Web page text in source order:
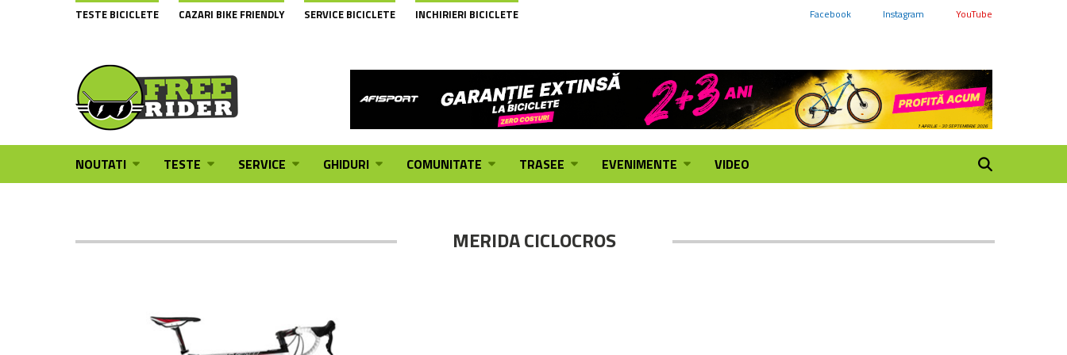
TESTE BICICLETE CAZARI BIKE FRIENDLY SERVICE BICICLETE INCHIRIERI BICICLETE Facebook Instagram YouTube
NOUTATI TESTE SERVICE GHIDURI COMUNITATE TRASEE EVENIMENTE VIDEO
MERIDA CICLOCROS